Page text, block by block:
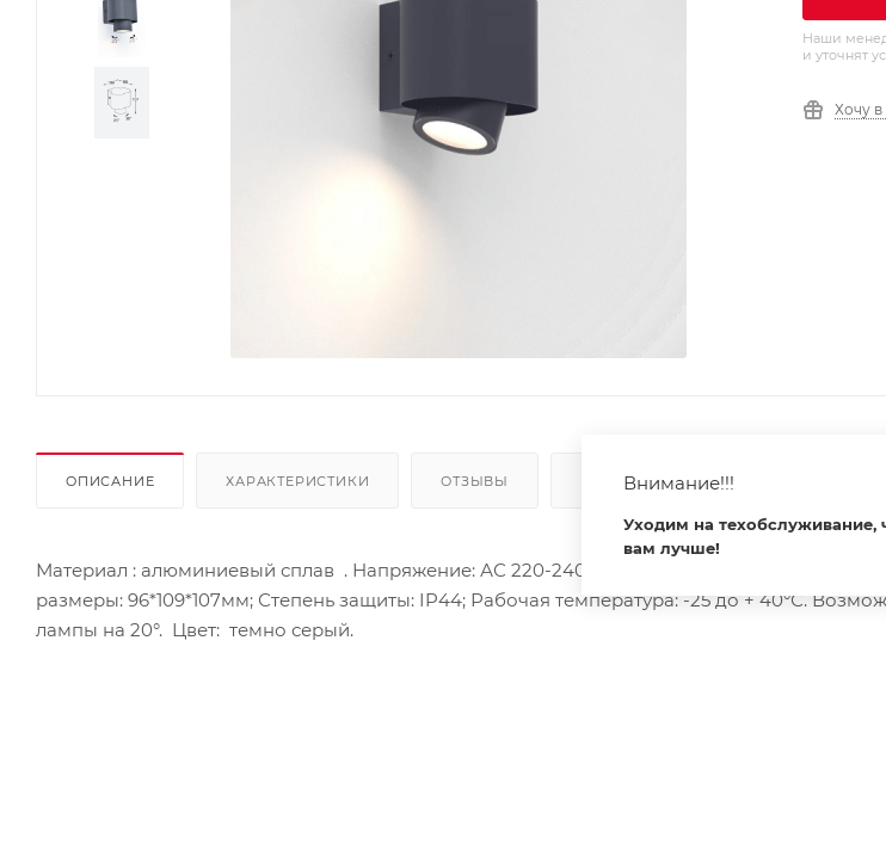
Наши
и уточнят
Хочу
ОПИСАНИЕ ХАРАКТЕРИСТИКИ ОТЗЫВЫ КАК КУПИТЬ
Материал : алюминиевый сплав . Напряжение: АС 220-240V. Мощность:7W. Под лампус
размеры: 96*109*107мм; Степень защиты: IP44; Рабочая температура: -25 до + 40°С.
лампы на 20°. Цвет: темно серый.
Внимание!!!
Уходим на техобслуживание,
вам лучше!